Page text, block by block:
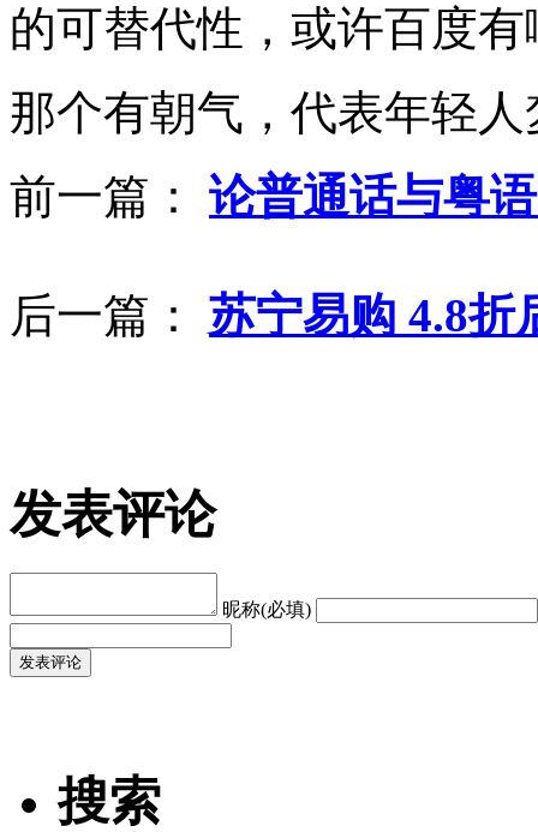
的可替代性，或许百度
那个有朝气，代表年轻
前一篇： 论普通话与粤
后一篇： 苏宁易购 4.8折
发表评论
昵称(必填)
搜索